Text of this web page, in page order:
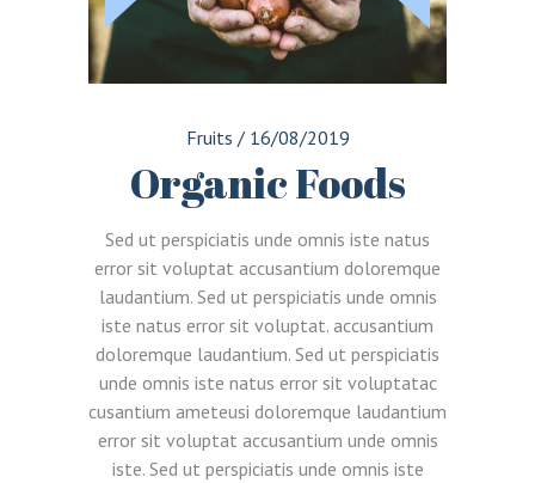
Fruits / 16/08/2019
Organic Foods
Sed ut perspiciatis unde omnis iste natus
error sit voluptat accusantium doloremque
laudantium. Sed ut perspiciatis unde omnis
iste natus error sit voluptat. accusantium
doloremque laudantium. Sed ut perspiciatis
unde omnis iste natus error sit voluptatac
cusantium ameteusi doloremque laudantium
error sit voluptat accusantium unde omnis
iste. Sed ut perspiciatis unde omnis iste